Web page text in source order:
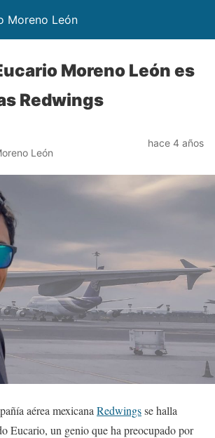
Moreno León
Moreno León es
Redwings
León
hace 4 años
aérea mexicana Redwingsse halla
Eucario, un genio que ha preocupado por